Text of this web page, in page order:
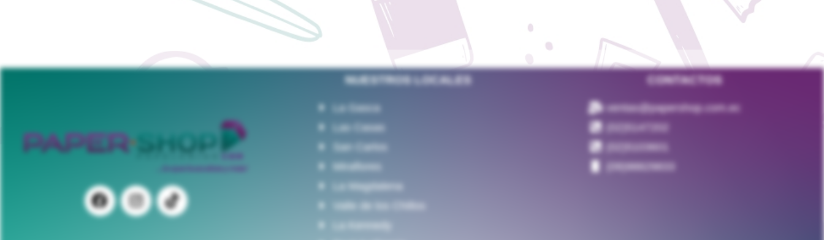
NUESTROS LOCALES
La Gasca
Las Casas
San Carlos
Miraflores
La Magdalena
Valle de los Chillos
La Kennedy
CONTACTOS
ventas@papershop.com.ec
(02)5147202
(02)5103601
(09)98829833